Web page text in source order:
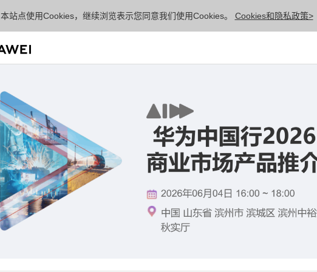
本站点使用Cookies，继续浏览表示您同意我们使用Cookies。 Cookies和隐私政策>